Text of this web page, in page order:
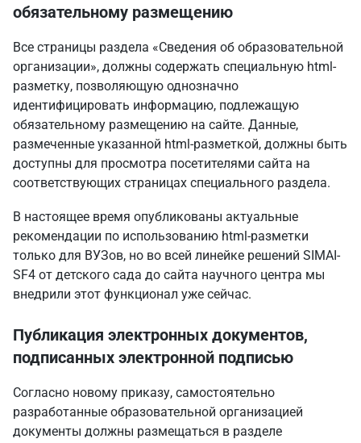
обязательному размещению
Все страницы раздела «Сведения об образовательной
организации», должны содержать специальную html-
разметку, позволяющую однозначно
идентифицировать информацию, подлежащую
обязательному размещению на сайте. Данные,
размеченные указанной html-разметкой, должны быть
доступны для просмотра посетителями сайта на
соответствующих страницах специального раздела.
В настоящее время опубликованы актуальные
рекомендации по использованию html-разметки
только для ВУЗов, но во всей линейке решений SIMAI-
SF4 от детского сада до сайта научного центра мы
внедрили этот функционал уже сейчас.
Публикация электронных документов,
подписанных электронной подписью
Согласно новому приказу, самостоятельно
разработанные образовательной организацией
документы должны размещаться в разделе